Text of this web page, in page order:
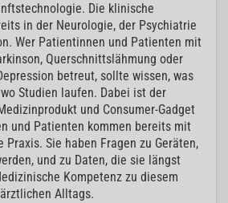
Die klinische
in der Neurologie, der Psychiatrie
Wer Patientinnen und Patienten mit
Querschnittslähmung oder
betreut, sollte wissen, was
Studien laufen. Dabei ist der
und Consumer-Gadget
und Patienten kommen bereits mit
Praxis. Sie haben Fragen zu Geräten,
und zu Daten, die sie längst
Kompetenz zu diesem
Alltags.